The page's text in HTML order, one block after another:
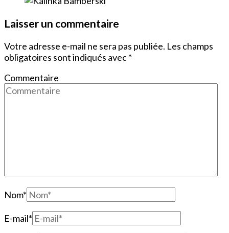
Laisser un commentaire
Votre adresse e-mail ne sera pas publiée. Les champs
obligatoires sont indiqués avec*
Commentaire
Nom*
E-mail*